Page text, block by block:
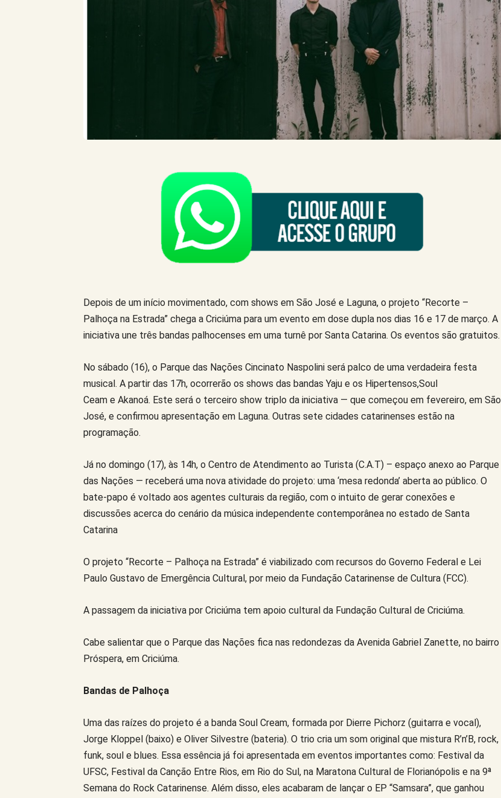
Depois de um início movimentado, com shows em São José e Laguna, o projeto “Recorte –
Palhoça na Estrada” chega a Criciúma para um evento em dose dupla nos dias 16 e 17 de março. A
iniciativa une três bandas palhocenses em uma turnê por Santa Catarina. Os eventos são gratuitos.
No sábado (16), o Parque das Nações Cincinato Naspolini será palco de uma verdadeira festa
musical. A partir das 17h, ocorrerão os shows das bandas Yaju e os Hipertensos,Soul
Ceam e Akanoá. Este será o terceiro show triplo da iniciativa — que começou em fevereiro, em São
José, e confirmou apresentação em Laguna. Outras sete cidades catarinenses estão na
programação.
Já no domingo (17), às 14h, o Centro de Atendimento ao Turista (C.A.T) – espaço anexo ao Parque
das Nações — receberá uma nova atividade do projeto: uma ‘mesa redonda’ aberta ao público. O
bate-papo é voltado aos agentes culturais da região, com o intuito de gerar conexões e
discussões acerca do cenário da música independente contemporânea no estado de Santa
Catarina
O projeto “Recorte – Palhoça na Estrada” é viabilizado com recursos do Governo Federal e Lei
Paulo Gustavo de Emergência Cultural, por meio da Fundação Catarinense de Cultura (FCC).
A passagem da iniciativa por Criciúma tem apoio cultural da Fundação Cultural de Criciúma.
Cabe salientar que o Parque das Nações fica nas redondezas da Avenida Gabriel Zanette, no bairro
Próspera, em Criciúma.
Bandas de Palhoça
Uma das raízes do projeto é a banda Soul Cream, formada por Dierre Pichorz (guitarra e vocal),
Jorge Kloppel (baixo) e Oliver Silvestre (bateria). O trio cria um som original que mistura R’n’B, rock,
funk, soul e blues. Essa essência já foi apresentada em eventos importantes como: Festival da
UFSC, Festival da Canção Entre Rios, em Rio do Sul, na Maratona Cultural de Florianópolis e na 9ª
Semana do Rock Catarinense. Além disso, eles acabaram de lançar o EP “Samsara”, que ganhou